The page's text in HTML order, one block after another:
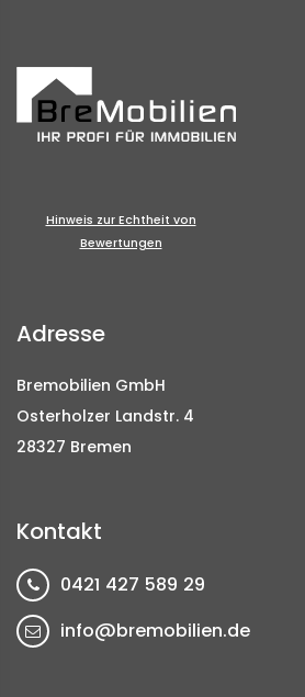
Hinweis zur Echtheit von
Bewertungen
Adresse
Bremobilien GmbH
Osterholzer Landstr. 4
28327 Bremen
Kontakt
0421 427 589 29
info@bremobilien.de